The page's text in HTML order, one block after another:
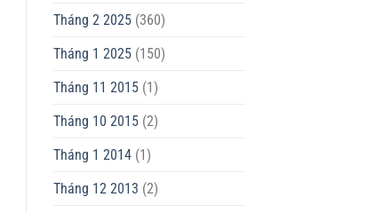
Tháng 2 2025(360)
Tháng 1 2025(150)
Tháng 11 2015(1)
Tháng 10 2015(2)
Tháng 1 2014(1)
Tháng 12 2013 (2)